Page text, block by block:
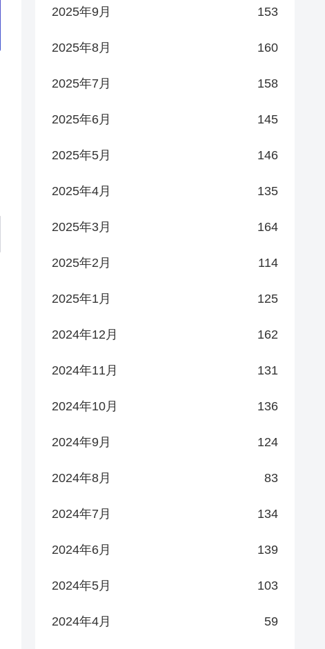
2025年9月 153
2025年8月 160
2025年7月 158
2025年6月 145
2025年5月 146
2025年4月 135
2025年3月 164
2025年2月 114
2025年1月 125
2024年12月 162
2024年11月 131
2024年10月 136
2024年9月 124
2024年8月 83
2024年7月 134
2024年6月 139
2024年5月 103
2024年4月 59